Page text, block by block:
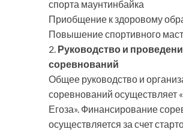
спорта маунтинбайка
Приобщение к здоровому
Повышение спортивного
2. Руководство и
соревнований
Общее руководство и
соревнований осуществляет
Егоза». Финансирование
осуществляется за счет